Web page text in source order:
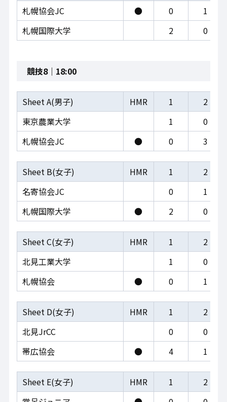
札幌協会JC ● 0
1
札幌国際大学
2 0
競技8｜18:00
Sheet A(男子) HMR 1
2
東京農業大学
1
0
札幌協会JC
● 0 3
Sheet B(女子) HMR 1
2
名寄協会JC
0
1
札幌国際大学
● 2 0
Sheet C(女子) HMR 1
2
北見工業大学
1
0
札幌協会
● 0 1
Sheet D(女子) HMR 1
2
北見JrCC
0
0
帯広協会
● 4 1
Sheet E(女子) HMR 1
2